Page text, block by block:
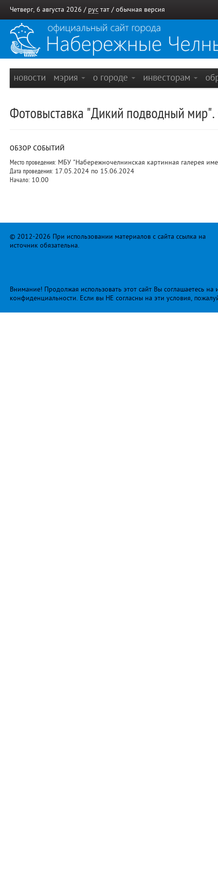
Четверг, 6 августа 2026 / рус тат / обычная версия
новости мэрия о городе инвесторам
Фотовыставка "Дикий подводный
ОБЗОР СОБЫТИЙ
Место проведения: МБУ "Набережночелнинская картинная галерея
Дата проведения: 17.05.2024 по 15.06.2024
Начало: 10.00
© 2012-2026 При использовании материалов с сайта ссылка на
источник обязательна.
Внимание! Продолжая использовать этот сайт Вы соглашаетесь
конфиденциальности. Если вы НЕ согласны на эти условия,